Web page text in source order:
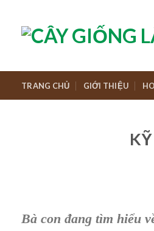
TRANG CHỦ GIỚI THIỆU
Bà con đang tìm hiểu